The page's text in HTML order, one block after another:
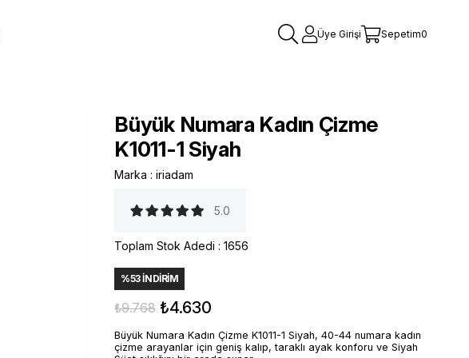
Üye Girişi Sepetim0
Büyük Numara Kadın Çizme
K1011-1 Siyah
Marka : iriadam
5.0
Toplam Stok Adedi : 1656
%53İNDIRIM
₺9.768 ₺4.630
Büyük Numara Kadın Çizme K1011-1 Siyah, 40-44 numara kadın
çizme arayanlar için geniş kalıp, taraklı ayak konforu ve Siyah